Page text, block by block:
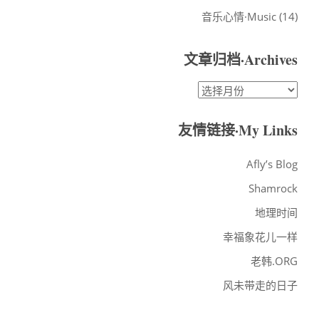
音乐心情·Music (14)
文章归档·Archives
友情链接·My Links
Afly’s Blog
Shamrock
地理时间
幸福象花儿一样
老韩.ORG
风未带走的日子